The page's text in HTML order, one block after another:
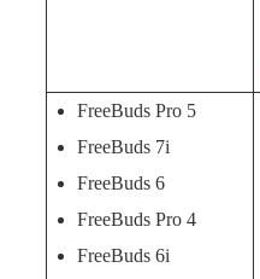
FreeBuds Pro 5
FreeBuds 7i
FreeBuds 6
FreeBuds Pro 4
FreeBuds 6i